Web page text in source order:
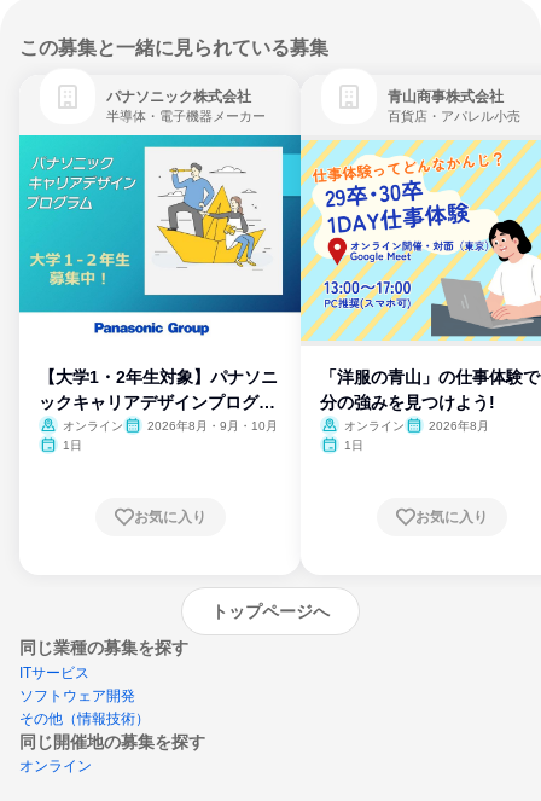
この募集と一緒に見られている募集
パナソニック株式会社
半導体・電子機器メーカー
【大学1・2年生対象】パナソニ
ックキャリアデザインプログラ
ム
オンライン
2026年8月・9月・10月
1日
お気に入り
青山商事株式会社
百貨店・アパレル小売
「洋服の青山」の仕事体験
分の強みを見つけよう!
オンライン
2026年8月
1日
お気に入り
トップページへ
同じ業種の募集を探す
ITサービス
ソフトウェア開発
その他（情報技術）
同じ開催地の募集を探す
オンライン